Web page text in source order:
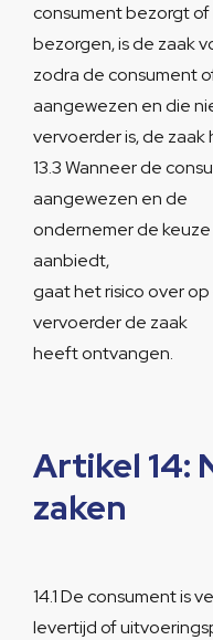
consument bezorgt of
bezorgen, is de zaak
zodra de consument
aangewezen en die
vervoerder is, de
13.3 Wanneer de
aangewezen en de
ondernemer de
aanbiedt,
gaat het risico over
vervoerder de zaak
heeft ontvangen.
Artikel 14:
zaken
14.1 De consument is
levertijd of